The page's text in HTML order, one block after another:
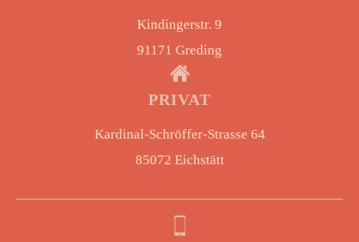
Kindingerstr. 9
91171 Greding
PRIVAT
Kardinal-Schröffer-Strasse 64
85072 Eichstätt